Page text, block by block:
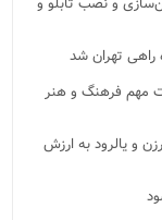
برگزاری رویدادهای ملی ۲ اولویت مهم فرهنگ و هنر
رزن و یالرود به ارزش